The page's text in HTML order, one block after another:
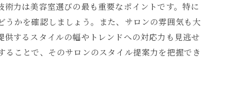
力は美容室選びの最も重要なポイントです。特に
かを確認しましょう。また、サロンの雰囲気も大
するスタイルの幅やトレンドへの対応力も見逃せ
ことで、そのサロンのスタイル提案力を把握でき